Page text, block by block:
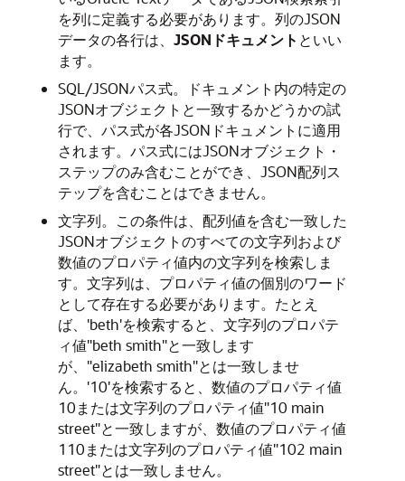
を列に定義する必要があります。列のJSON
データの各行は、 JSON ドキュメント といい
ます。
SQL/JSONパス式。ドキュメント内の特定の
JSONオブジェクトと一致するかどうかの試
行で、パス式が各JSONドキュメントに適用
されます。パス式にはJSONオブジェクト・
ステップのみ含むことができ、JSON配列ス
テップを含むことはできません。
文字列。この条件は、配列値を含む一致した
JSONオブジェクトのすべての文字列および
数値のプロパティ値内の文字列を検索しま
す。文字列は、プロパティ値の個別のワード
として存在する必要があります。たとえ
ば、'beth'を検索すると、文字列のプロパテ
ィ値"beth smith"と一致します
が、"elizabeth smith"とは一致しませ
ん。'10'を検索すると、数値のプロパティ値
10または文字列のプロパティ値"10 main
street"と一致しますが、数値のプロパティ値
110または文字列のプロパティ値"102 main
street"とは一致しません。